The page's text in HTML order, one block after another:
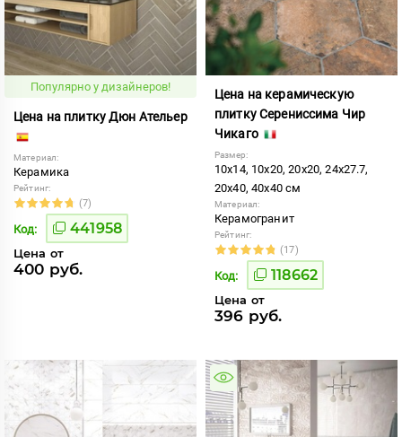
Популярно у дизайнеров!
Цена на плитку Дюн Ательер
Материал:
Керамика
Рейтинг:
(7)
Код: 441958
Цена от
400 руб.
Цена на керамическую
плитку Серениссима Чир
Чикаго
Размер:
10x14, 10x20, 20x20, 24x27.7,
20x40, 40x40 см
Материал:
Керамогранит
Рейтинг:
(17)
Код: 118662
Цена от
396 руб.